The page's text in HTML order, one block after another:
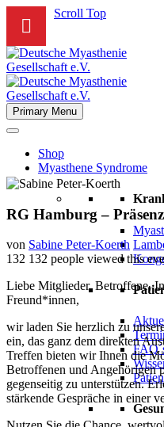
Scroll Top
Primary Menu
Shop
Myasthene Syndrome
RG Hamburg –
von Sabine Peter-Koerth
132 132 people viewed this
Liebe Mitglieder, Betroffene,
Freund*innen,
wir laden Sie herzlich zu
ein, das ganz dem direkten
Treffen bieten wir Ihnen die
Betroffenen und Angehörigen
gegenseitig zu unterstützen.
stärkende Gespräche in einer